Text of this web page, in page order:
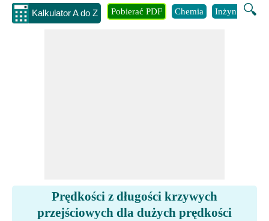
Kalkulator A do Z 🔍
Pobierać PDF Chemia Inżynieria
Prędkości z długości krzywych
przejściowych dla dużych prędkości